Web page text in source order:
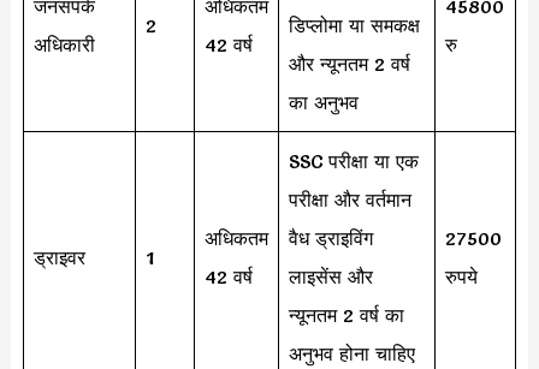
जनसंपर्क
अधिकारी
2
अधिकतम
42 वर्ष
डिप्लोमा या समकक्ष
और न्यूनतम 2 वर्ष
का अनुभव
45800
रु
ड्राइवर 1
अधिकतम
42 वर्ष
SSC परीक्षा या एक
परीक्षा और वर्तमान
वैध ड्राइविंग
लाइसेंस और
न्यूनतम 2 वर्ष का
अनुभव होना चाहिए
27500
रुपये